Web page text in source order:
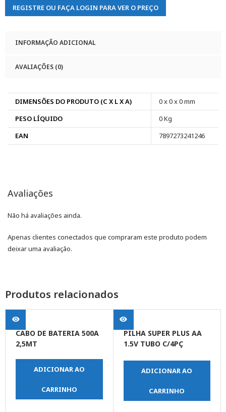
REGISTRE OU FAÇA LOGIN PARA VER O PREÇO
INFORMAÇÃO ADICIONAL
AVALIAÇÕES (0)
DIMENSÕES DO PRODUTO (C X L X A)
0 x 0 x 0 mm
PESO LÍQUIDO
0 Kg
EAN
7897273241246
Avaliações
Não há avaliações ainda.
Apenas clientes conectados que compraram este produto podem
deixar uma avaliação.
Produtos relacionados
CABO DE BATERIA 500A
2,5MT
ADICIONAR AO
CARRINHO
PILHA SUPER PLUS AA
1.5V TUBO C/4PÇ
ADICIONAR AO
CARRINHO